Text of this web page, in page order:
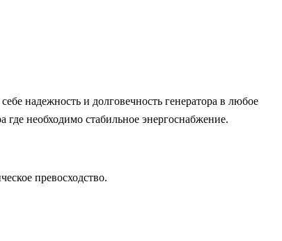
надежность и долговечность генератора в любое
где необходимо стабильное энергоснабжение.
превосходство.